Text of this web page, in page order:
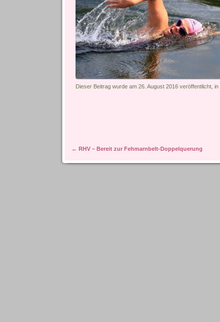
Dieser Beitrag wurde am 26. August 2016 veröffentlicht, in
Artikel-Navigation
← RHV – Bereit zur Fehmarnbelt-Doppelquerung